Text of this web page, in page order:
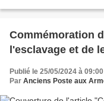
Commémoration
l'esclavage et de
Publié le 25/05/2024 à 09:00
Par Anciens Poste aux